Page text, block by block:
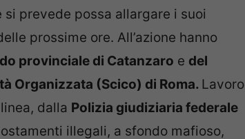
prevede possa allargare i suoi
prossime ore. All’azione hanno
provinciale di Catanzaro e del
Organizzata (Scico) di Roma. Lavoro
dalla Polizia giudiziaria federale
illegali, a sfondo mafioso,